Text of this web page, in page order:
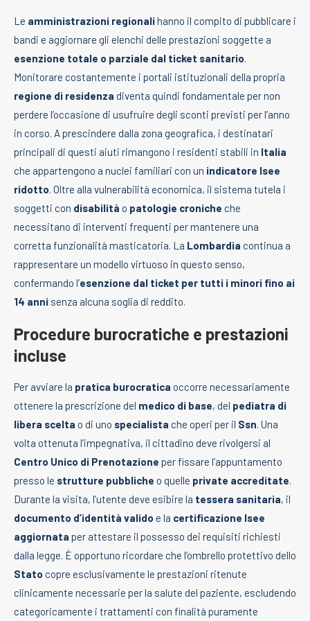
Le amministrazioni regionalihanno il compito di pubblicare i
bandi e aggiornare gli elenchi delle prestazioni soggette a
esenzione totale o parziale dal ticket sanitario.
Monitorare costantemente i portali istituzionali della propria
regione di residenza diventa quindi fondamentale per non
perdere l’occasione di usufruire degli sconti previsti per l’anno
in corso. A prescindere dalla zona geografica, i destinatari
principali di questi aiuti rimangono i residenti stabili in Italia
che appartengono a nuclei familiari con un indicatore Isee
ridotto. Oltre alla vulnerabilità economica, il sistema tutela i
soggetti con disabilità o patologie croniche che
necessitano di interventi frequenti per mantenere una
corretta funzionalità masticatoria. La Lombardia continua a
rappresentare un modello virtuoso in questo senso,
confermando l’esenzione dal ticket per tutti i minori fino ai
14 anni senza alcuna soglia di reddito.
Procedure burocratiche e prestazioni
incluse
Per avviare la pratica burocratica occorre necessariamente
ottenere la prescrizione del medico di base, del pediatra di
libera scelta o di uno specialista che operi per il Ssn. Una
volta ottenuta l’impegnativa, il cittadino deve rivolgersi al
Centro Unico di Prenotazione per fissare l’appuntamento
presso le strutture pubbliche o quelle private accreditate.
Durante la visita, l’utente deve esibire la tessera sanitaria, il
documento d’identità valido e la certificazione Isee
aggiornata per attestare il possesso dei requisiti richiesti
dalla legge. È opportuno ricordare che l’ombrello protettivo dello
Stato copre esclusivamente le prestazioni ritenute
clinicamente necessarie per la salute del paziente, escludendo
categoricamente i trattamenti con finalità puramente